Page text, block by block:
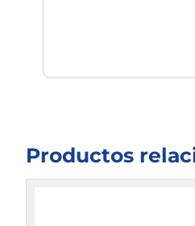
Productos